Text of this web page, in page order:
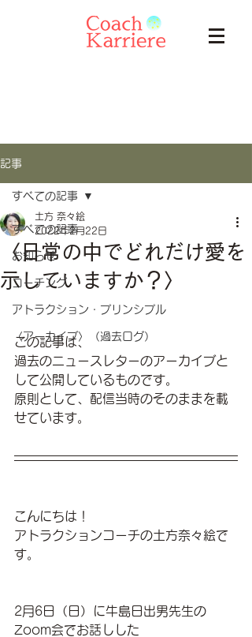
記事
すべての記事
お知らせ
コーチング
アトラクション・プリンシプル
〈アーカイブ〉（過去ログ）
すべての記事
〈日常の中でどれだけ愛を
示していますか？〉
土方 奈々絵
2022年2月22日
この記事は、
過去のニュースレターのアーカイブと
して公開しているものです。
原則として、配信当時のそのままを載
せています。
こんにちは！
アトラクションコーチの土方奈々絵で
す。
2月6日（日）に牛島日出男先生の
Zoom会でお話しした